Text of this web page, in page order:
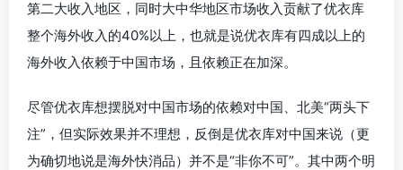
第二大收入地区，同时大中华地区市场收入贡献了优衣库
整个海外收入的40%以上，也就是说优衣库有四成以上的
海外收入依赖于中国市场，且依赖正在加深。
尽管优衣库想摆脱对中国市场的依赖对中国、北美“两头下
注”，但实际效果并不理想，反倒是优衣库对中国来说（更
为确切地说是海外快消品）并不是“非你不可”。其中两个明